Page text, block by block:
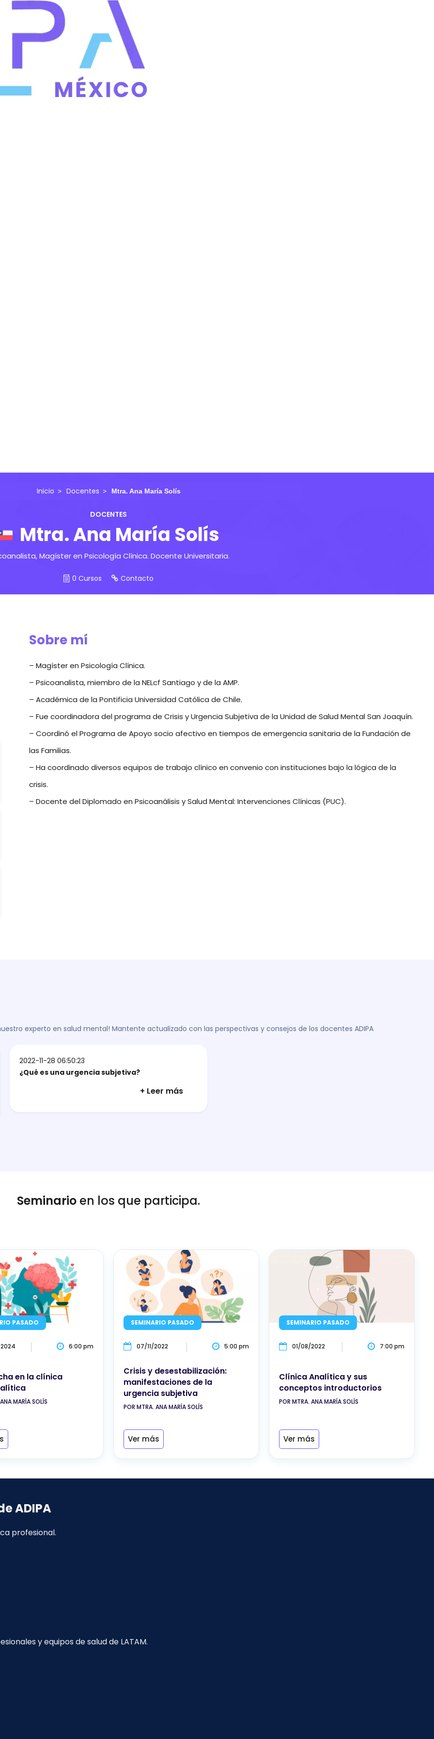
Inicio Docentes Mtra. Ana María Solís
DOCENTES
Mtra. Ana María Solís
Magíster en Psicología Clínica. Docente Universitaria.
0 Cursos Contacto
Sobre mí
– Magíster en Psicología Clínica.
– Psicoanalista, miembro de la NELcf Santiago y de la AMP.
– Académica de la Pontificia Universidad Católica de Chile.
– Fue coordinadora del programa de Crisis y Urgencia Subjetiva de la Unidad de Salud Mental San Joaquín.
– Coordinó el Programa de Apoyo socio afectivo en tiempos de emergencia sanitaria de la Fundación de
las Familias.
– Ha coordinado diversos equipos de trabajo clínico en convenio con instituciones bajo la lógica de la
crisis.
– Docente del Diplomado en Psicoanálisis y Salud Mental: Intervenciones Clínicas (PUC).
experto en salud mental! Mantente actualizado con las perspectivas y consejos de los docentes ADIPA
2022-11-28 06:50:23
¿Qué es una urgencia subjetiva?
+ Leer más
Seminario en los que participa.
PASADO
6:00 pm
en la clínica
MARÍA SOLÍS
SEMINARIO PASADO
07/11/2022 5:00 pm
Crisis y desestabilización:
manifestaciones de la
urgencia subjetiva
POR MTRA. ANA MARÍA SOLÍS
Ver más
SEMINARIO PASADO
01/08/2022 7:00 pm
Clínica Analítica y sus
conceptos introductorios
POR MTRA. ANA MARÍA SOLÍS
Ver más